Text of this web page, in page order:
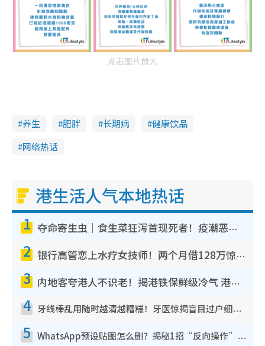
点击图片放大
养生 肥胖 长期病
健康饮品
网络热话
港生活人气本地热话
1 夺命寄生虫｜食生菜狂泻首现死者！疫潮恶化录1.8万宗病例 揭洗菜3大谬误
2 银行高管恋上水疗女技师！两个月借128万惊觉“沉船”沉落火海 揭背后疑似邪教操控卖淫
3 内地客夸港人不识老！揭港铁保鲜级冷气 港人求放过：别投诉
4 牙线棒乱用随时越清越糟糕！牙医惊揭盲目过户细菌恐致蛀牙：这种才是日常真保养
5 WhatsApp预设贴图怎么删？揭秘1招“反向操作”还原简洁界面 附3步实测教程